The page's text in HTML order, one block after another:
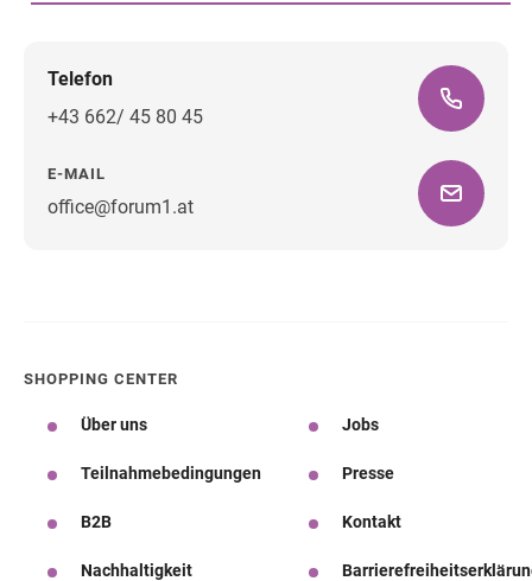
Telefon
+43 662/ 45 80 45
E-MAIL
office@forum1.at
SHOPPING CENTER
Über uns Jobs
Teilnahmebedingungen Presse
B2B Kontakt
Nachhaltigkeit